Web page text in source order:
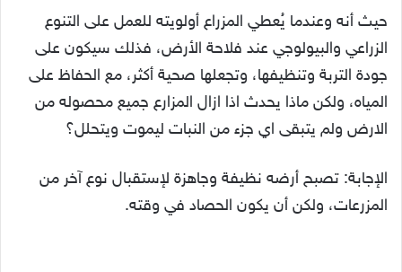
حيث أنه وعندما يُعطي المزراع أولويته للعمل على التنوع
الزراعي والبيولوجي عند فلاحة الأرض، فذلك سيكون على
جودة التربة وتنظيفها، وتجعلها صحية أكثر، مع الحفاظ على
المياه، ولكن ماذا يحدث اذا ازال المزارع جميع محصوله من
الارض ولم يتبقى اي جزء من النبات ليموت ويتحلل؟
الإجابة: تصبح أرضه نظيفة وجاهزة لإستقبال نوع آخر من
المزرعات، ولكن أن يكون الحصاد في وقته.